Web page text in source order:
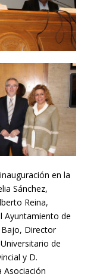
en la
Sánchez,
Reina,
Ayuntamiento de
Bajo, Director
de
y D.
Asociación